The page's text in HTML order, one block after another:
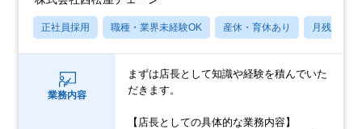
正社員採用 職種・業界未経験OK 産休・育休あり 月残業20
業務内容
まずは店長として知識や経験を積んでいた
だきます。
【店長としての具体的な業務内容】